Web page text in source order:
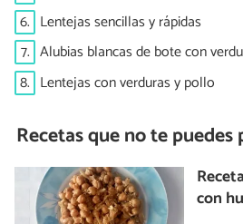
6. Lentejas sencillas y rápidas
7. Alubias blancas de bote con
8. Lentejas con verduras y pollo
Recetas que no te puedes
con